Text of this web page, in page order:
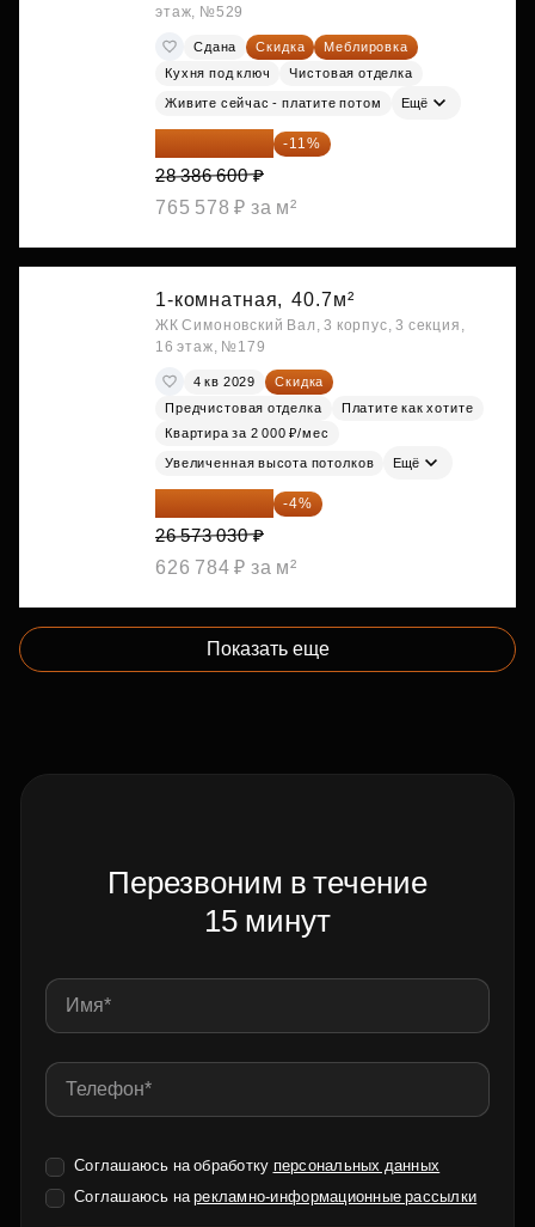
этаж, №529
Сдана Скидка
Меблировка
Кухня под ключ
Чистовая отделка
Живите сейчас - платите потом Ещё
25 264 074 ₽ -11%
28 386 600 ₽
765 578 ₽ за м²
1-комнатная, 40.7м²
ЖК Симоновский Вал, 3 корпус, 3 секция,
16 этаж, №179
4 кв 2029
Скидка
Предчистовая отделка
Платите как хотите
Квартира за 2 000 ₽/мес
Увеличенная высота потолков Ещё
25 510 109 ₽ -4%
26 573 030 ₽
626 784 ₽ за м²
Показать еще
Перезвоним в течение
15 минут
Соглашаюсь на обработку персональных данных
Соглашаюсь нарекламно-информационные рассылки